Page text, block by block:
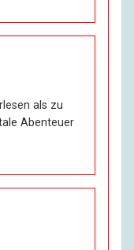
als zu
Abenteuer